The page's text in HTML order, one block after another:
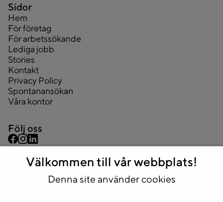
Sidor
Hem
För företag
För arbetssökande
Lediga jobb
Stories
Kontakt
Privacy Policy
Spontanansökan
Våra kontor
Följ oss
Kontakta oss
08 445 43 44
Välkommen till vår webbplats!
Denna site använder cookies